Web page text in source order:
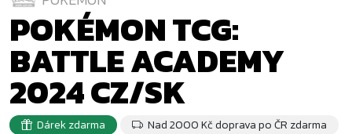
POKÉMON TCG:
BATTLE ACADEMY
2024 CZ/SK
Dárek zdarma Nad 2000 Kč doprava po ČR zdarma